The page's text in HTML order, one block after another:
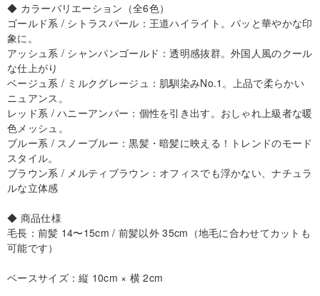
◆ カラーバリエーション（全6色）
ゴールド系 / シトラスパール：王道ハイライト。パッと華やかな印
象に。
アッシュ系 / シャンパンゴールド：透明感抜群。外国人風のクール
な仕上がり
ベージュ系 / ミルクグレージュ：肌馴染みNo.1。上品で柔らかい
ニュアンス。
レッド系 / ハニーアンバー：個性を引き出す。おしゃれ上級者な暖
色メッシュ。
ブルー系 / スノーブルー：黒髪・暗髪に映える！トレンドのモード
スタイル。
ブラウン系 / メルティブラウン：オフィスでも浮かない、ナチュラ
ルな立体感
◆ 商品仕様
毛長：前髪 14〜15cm / 前髪以外 35cm（地毛に合わせてカットも
可能です）
ベースサイズ：縦 10cm × 横 2cm